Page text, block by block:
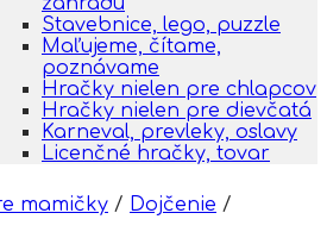
Stavebnice, lego, puzzle
Maľujeme, čítame,
poznávame
Hračky nielen pre chlapcov
Hračky nielen pre dievčatá
Karneval, prevleky, oslavy
Licenčné hračky, tovar
mamičky / Dojčenie /